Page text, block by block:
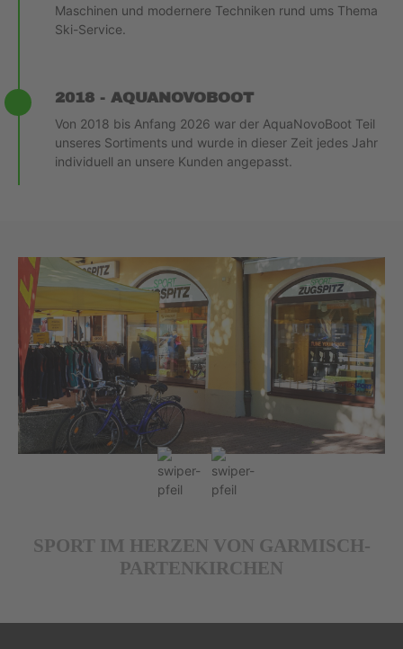
Maschinen und modernere Techniken rund ums Thema
Ski-Service.
2018 - AQUANOVOBOOT
Von 2018 bis Anfang 2026 war der AquaNovoBoot Teil
unseres Sortiments und wurde in dieser Zeit jedes Jahr
individuell an unsere Kunden angepasst.
SPORT IM HERZEN VON GARMISCH-
PARTENKIRCHEN